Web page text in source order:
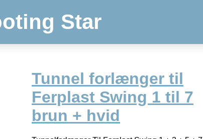
Star
Tunnel forlænger til
Ferplast Swing 1 til 7
brun + hvid